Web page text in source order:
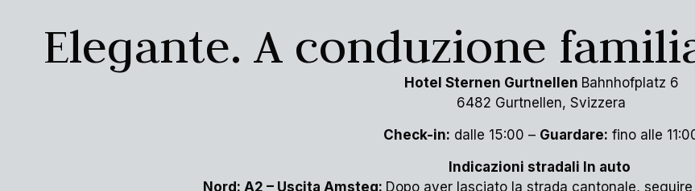
Elegante. A conduzione
Hotel Sternen Gurtnellen Bahnhofplatz 6
6482 Gurtnellen, Svizzera
Check-in: dalle 15:00 – Guardare: fino alle
Indicazioni stradali In auto
Nord: A2 – Uscita Amsteg: Dopo aver lasciato la strada cantonale,